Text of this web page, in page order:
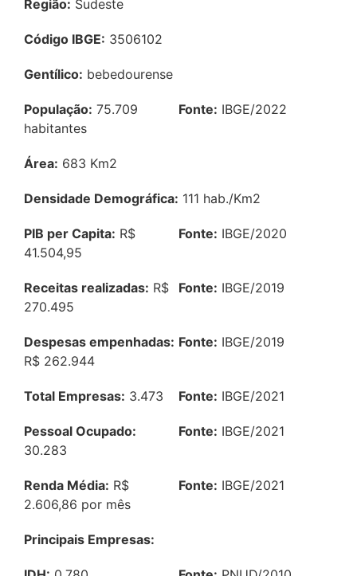
Região: Sudeste
Código IBGE: 3506102
Gentílico: bebedourense
População: 75.709
habitantes
Fonte: IBGE/2022
Área: 683 Km2
Densidade Demográfica: 111 hab./Km2
PIB per Capita: R$
41.504,95
Fonte: IBGE/2020
Receitas realizadas: R$
270.495
Fonte: IBGE/2019
Despesas empenhadas:
R$ 262.944
Fonte: IBGE/2019
Total Empresas: 3.473 Fonte: IBGE/2021
Pessoal Ocupado:
30.283
Fonte: IBGE/2021
Renda Média: R$
2.606,86 por mês
Fonte: IBGE/2021
Principais Empresas: